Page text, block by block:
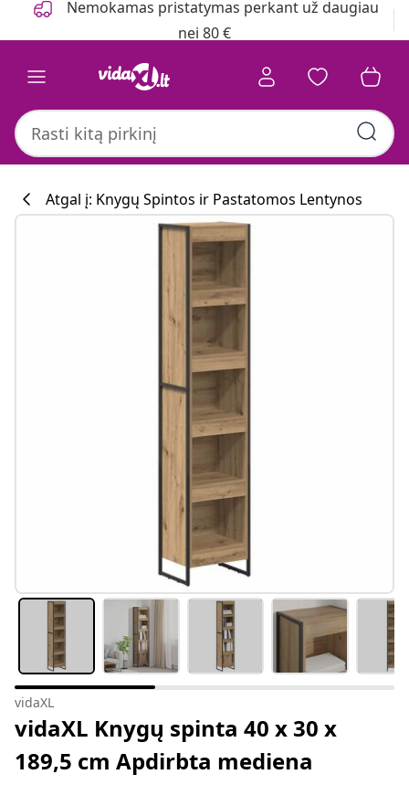
Nemokamas pristatymas perkant už daugiau
nei 80 €
Atgal į: Knygų Spintos ir Pastatomos Lentynos
vidaXL
vidaXL Knygų spinta 40 x 30 x
189,5 cm Apdirbta mediena